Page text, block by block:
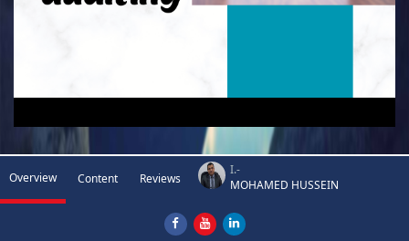
Overview Content Reviews
I.-
MOHAMED HUSSEIN